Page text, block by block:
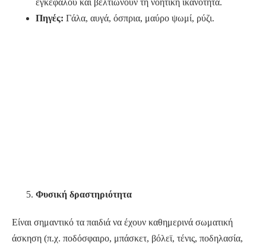
εγκεφάλου και βελτιώνουν τη νοητική ικανότητα.
Πηγές: Γάλα, αυγά, όσπρια, μαύρο ψωμί, ρύζι.
Φυσική δραστηριότητα
Είναι σημαντικό τα παιδιά να έχουν καθημερινά σωματική
άσκηση (π.χ. ποδόσφαιρο, μπάσκετ, βόλεϊ, τένις, ποδηλασία,